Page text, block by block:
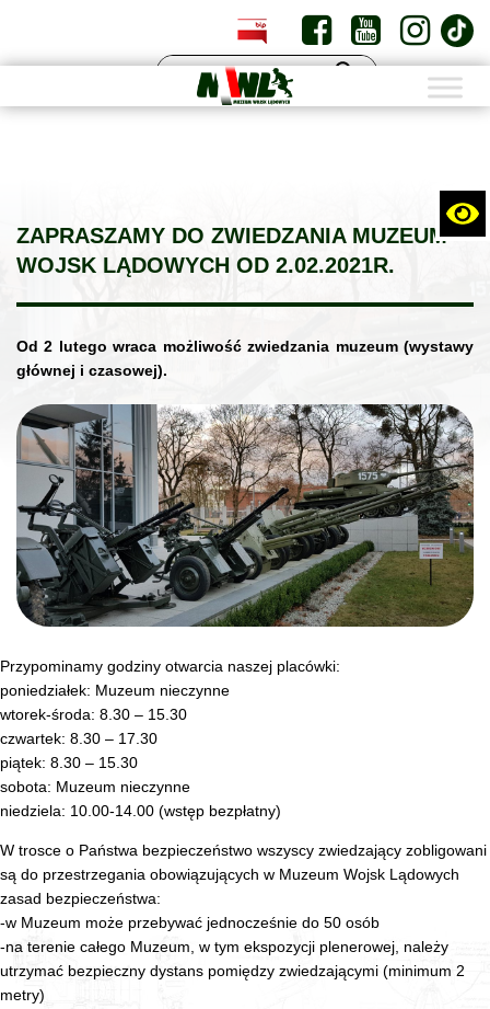
PL EN
ZAPRASZAMY DO ZWIEDZANIA MUZEUM
WOJSK LĄDOWYCH OD 2.02.2021R.
Od 2 lutego wraca możliwość zwiedzania muzeum (wystawy
głównej i czasowej).
Przypominamy godziny otwarcia naszej placówki:
poniedziałek: Muzeum nieczynne
wtorek-środa: 8.30 – 15.30
czwartek: 8.30 – 17.30
piątek: 8.30 – 15.30
sobota: Muzeum nieczynne
niedziela: 10.00-14.00 (wstęp bezpłatny)
W trosce o Państwa bezpieczeństwo wszyscy zwiedzający zobligowani
są do przestrzegania obowiązujących w Muzeum Wojsk Lądowych
zasad bezpieczeństwa:
-w Muzeum może przebywać jednocześnie do 50 osób
-na terenie całego Muzeum, w tym ekspozycji plenerowej, należy
utrzymać bezpieczny dystans pomiędzy zwiedzającymi (minimum 2
metry)